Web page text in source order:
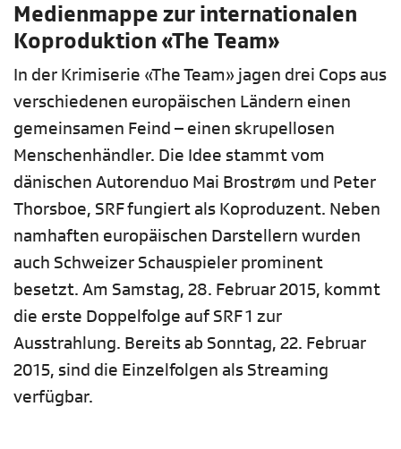
Medienmappe zur internationalen
Koproduktion «The Team»
In der Krimiserie «The Team» jagen drei Cops aus
verschiedenen europäischen Ländern einen
gemeinsamen Feind – einen skrupellosen
Menschenhändler. Die Idee stammt vom
dänischen Autorenduo Mai Brostrøm und Peter
Thorsboe, SRF fungiert als Koproduzent. Neben
namhaften europäischen Darstellern wurden
auch Schweizer Schauspieler prominent
besetzt. Am Samstag, 28. Februar 2015, kommt
die erste Doppelfolge auf SRF 1 zur
Ausstrahlung. Bereits ab Sonntag, 22. Februar
2015, sind die Einzelfolgen als Streaming
verfügbar.